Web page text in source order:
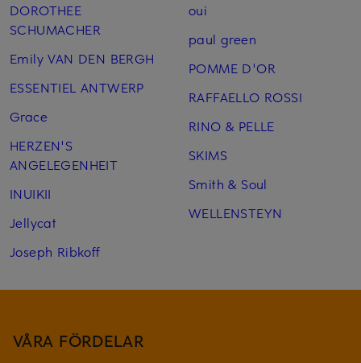
DOROTHEE
SCHUMACHER
Emily VAN DEN BERGH
ESSENTIEL ANTWERP
Grace
HERZEN'S
ANGELEGENHEIT
INUIKII
Jellycat
Joseph Ribkoff
oui
paul green
POMME D'OR
RAFFAELLO ROSSI
RINO & PELLE
SKIMS
Smith & Soul
WELLENSTEYN
VÅRA FÖRDELAR